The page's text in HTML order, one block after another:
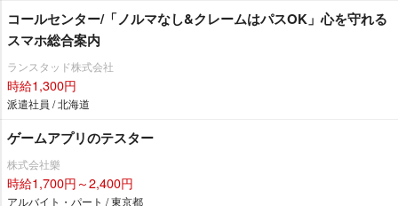
コールセンター/「ノルマなし&クレームはパスOK」心を守れる
スマホ総合案内
ランスタッド株式会社
時給1,300円
派遣社員 / 北海道
ゲームアプリのテスター
株式会社樂
時給1,700円～2,400円
アルバイト・パート / 東京都